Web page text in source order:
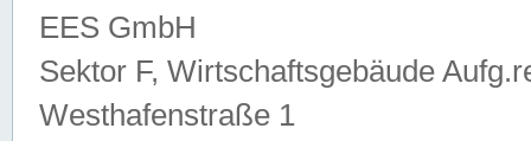
EES GmbH
Sektor F, Wirtschaftsgebäude
Westhafenstraße 1